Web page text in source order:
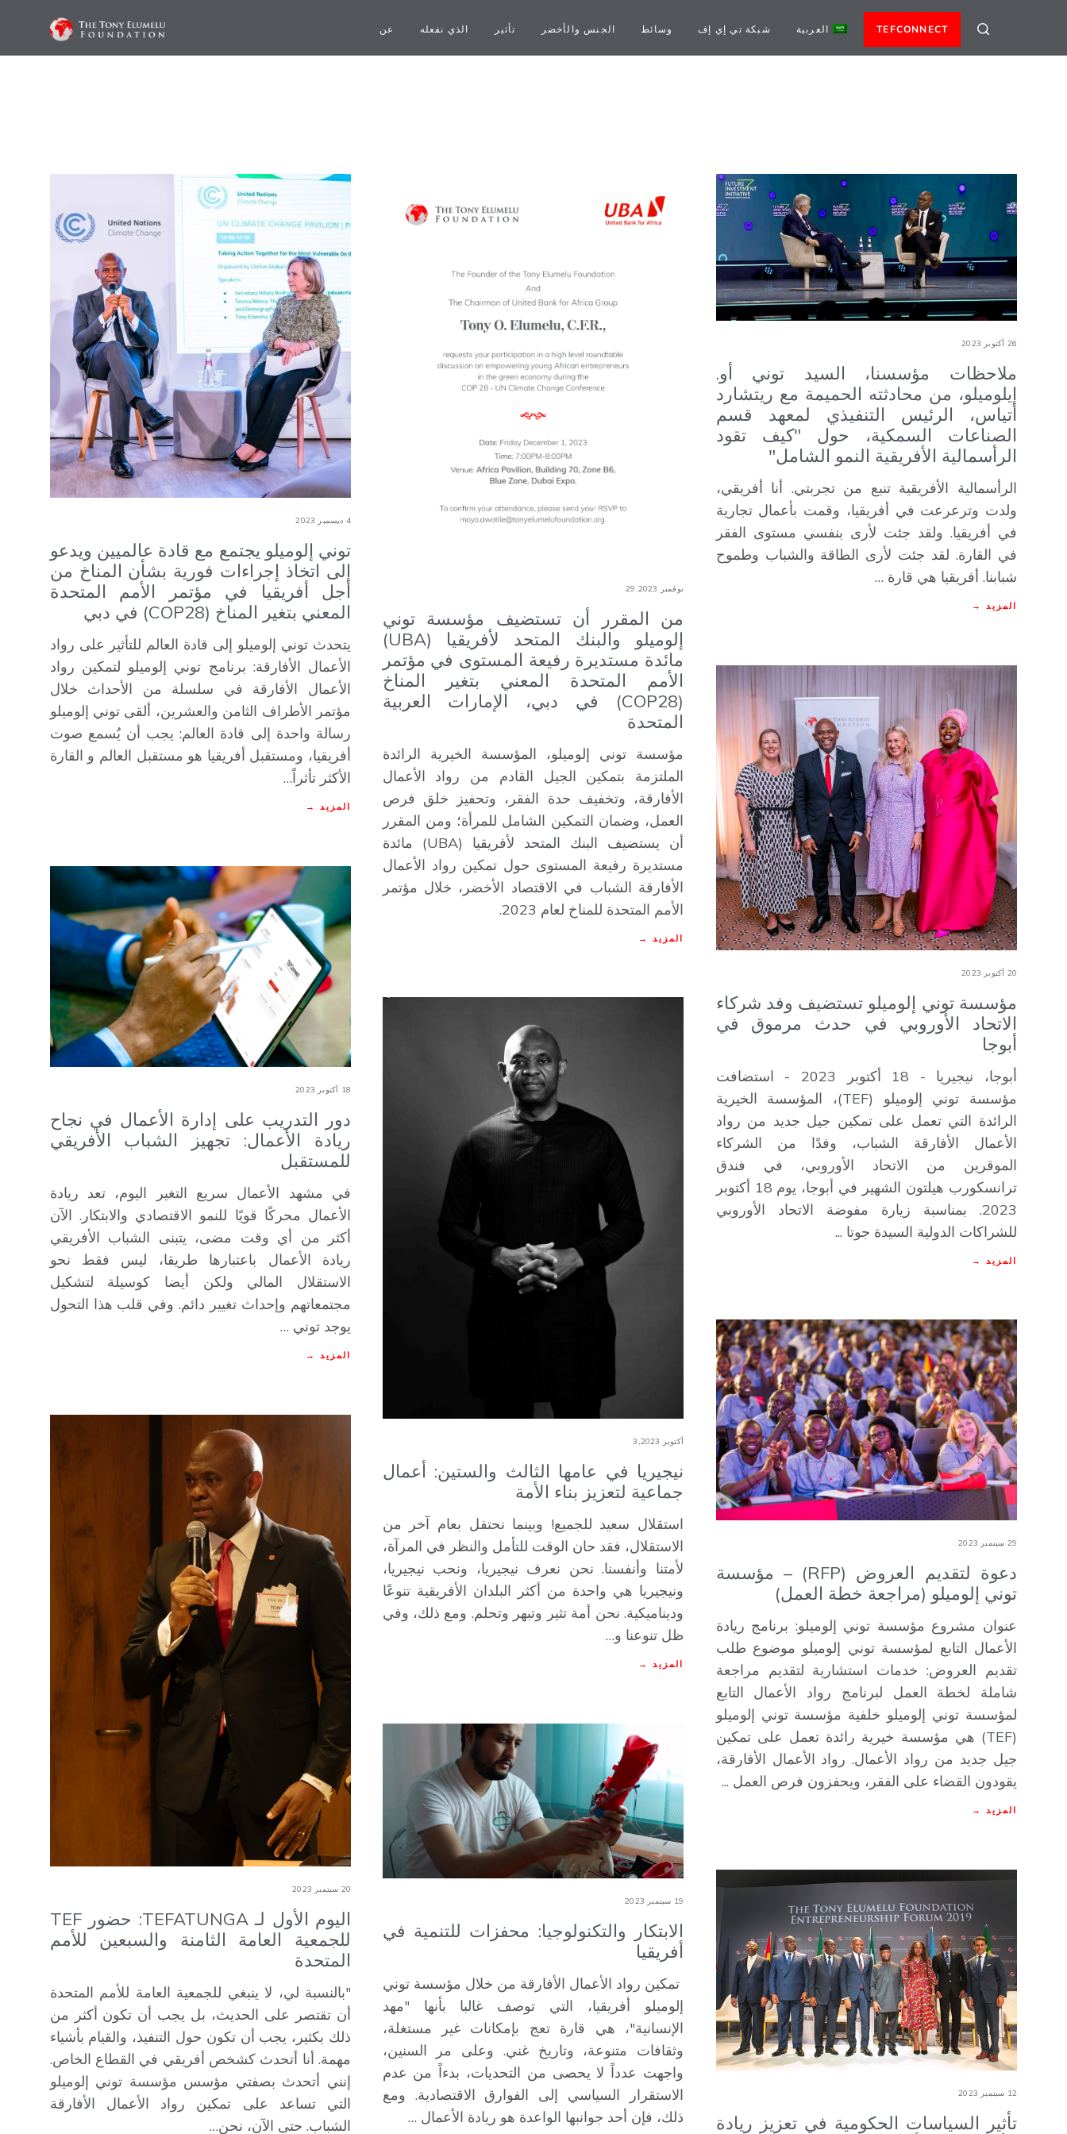
عن الذي نفعله تأثير الجنس والأخضر وسائط شبكة تي إي إف العربية TEFCONNECT
4 ديسمبر 2023
توني إلوميلو يجتمع مع قادة عالميين ويدعو
إلى اتخاذ إجراءات فورية بشأن المناخ من
أجل أفريقيا في مؤتمر الأمم المتحدة
المعني بتغير المناخ (COP28) في دبي
يتحدث توني إلوميلو إلى قادة العالم للتأثير على رواد
الأعمال الأفارقة: برنامج توني إلوميلو لتمكين رواد
الأعمال الأفارقة في سلسلة من الأحداث خلال
مؤتمر الأطراف الثامن والعشرين، ألقى توني إلوميلو
رسالة واحدة إلى قادة العالم: يجب أن يُسمع صوت
أفريقيا، ومستقبل أفريقيا هو مستقبل العالم و القارة
الأكثر تأثراً…
المزيد →
نوفمبر 29,2023
من المقرر أن تستضيف مؤسسة توني
إلوميلو والبنك المتحد لأفريقيا (UBA)
مائدة مستديرة رفيعة المستوى في مؤتمر
الأمم المتحدة المعني بتغير المناخ
(COP28) في دبي، الإمارات العربية
المتحدة
مؤسسة توني إلوميلو، المؤسسة الخيرية الرائدة
الملتزمة بتمكين الجيل القادم من رواد الأعمال
الأفارقة، وتخفيف حدة الفقر، وتحفيز خلق فرص
العمل، وضمان التمكين الشامل للمرأة؛ ومن المقرر
أن يستضيف البنك المتحد لأفريقيا (UBA) مائدة
مستديرة رفيعة المستوى حول تمكين رواد الأعمال
الأفارقة الشباب في الاقتصاد الأخضر، خلال مؤتمر
الأمم المتحدة للمناخ لعام 2023.
المزيد →
26 أكتوبر 2023
ملاحظات مؤسسنا، السيد توني أو.
إيلوميلو، من محادثته الحميمة مع ريتشارد
أتياس، الرئيس التنفيذي لمعهد قسم
الصناعات السمكية، حول "كيف تقود
الرأسمالية الأفريقية النمو الشامل"
الرأسمالية الأفريقية تنبع من تجربتي. أنا أفريقي،
ولدت وترعرعت في أفريقيا، وقمت بأعمال تجارية
في أفريقيا. ولقد جئت لأرى بنفسي مستوى الفقر
في القارة. لقد جئت لأرى الطاقة والشباب وطموح
شبابنا. أفريقيا هي قارة …
المزيد →
20 أكتوبر 2023
مؤسسة توني إلوميلو تستضيف وفد شركاء
الاتحاد الأوروبي في حدث مرموق في
أبوجا
أبوجا، نيجيريا - 18 أكتوبر 2023 - استضافت
مؤسسة توني إلوميلو (TEF)، المؤسسة الخيرية
الرائدة التي تعمل على تمكين جيل جديد من رواد
الأعمال الأفارقة الشباب، وفدًا من الشركاء
الموقرين من الاتحاد الأوروبي، في فندق
ترانسكورب هيلتون الشهير في أبوجا، يوم 18 أكتوبر
2023. بمناسبة زيارة مفوضة الاتحاد الأوروبي
للشراكات الدولية السيدة جوتا ...
المزيد →
18 أكتوبر 2023
دور التدريب على إدارة الأعمال في نجاح
ريادة الأعمال: تجهيز الشباب الأفريقي
للمستقبل
في مشهد الأعمال سريع التغير اليوم، تعد ريادة
الأعمال محركًا قويًا للنمو الاقتصادي والابتكار. الآن
أكثر من أي وقت مضى، يتبنى الشباب الأفريقي
ريادة الأعمال باعتبارها طريقا، ليس فقط نحو
الاستقلال المالي ولكن أيضا كوسيلة لتشكيل
مجتمعاتهم وإحداث تغيير دائم. وفي قلب هذا التحول
يوجد توني …
المزيد →
أكتوبر 3,2023
نيجيريا في عامها الثالث والستين: أعمال
جماعية لتعزيز بناء الأمة
استقلال سعيد للجميع! وبينما نحتفل بعام آخر من
الاستقلال، فقد حان الوقت للتأمل والنظر في المرآة،
لأمتنا وأنفسنا. نحن نعرف نيجيريا، ونحب نيجيريا،
ونيجيريا هي واحدة من أكثر البلدان الأفريقية تنوعًا
وديناميكية. نحن أمة تثير وتبهر وتحلم. ومع ذلك، وفي
ظل تنوعنا و…
المزيد →
29 سبتمبر 2023
دعوة لتقديم العروض (RFP) – مؤسسة
توني إلوميلو (مراجعة خطة العمل)
عنوان مشروع مؤسسة توني إلوميلو: برنامج ريادة
الأعمال التابع لمؤسسة توني إلوميلو موضوع طلب
تقديم العروض: خدمات استشارية لتقديم مراجعة
شاملة لخطة العمل لبرنامج رواد الأعمال التابع
لمؤسسة توني إلوميلو خلفية مؤسسة توني إلوميلو
(TEF) هي مؤسسة خيرية رائدة تعمل على تمكين
جيل جديد من رواد الأعمال. رواد الأعمال الأفارقة،
يقودون القضاء على الفقر، ويحفزون فرص العمل ...
المزيد →
20 سبتمبر 2023
اليوم الأول لـ TEFATUNGA: حضور TEF
للجمعية العامة الثامنة والسبعين للأمم
المتحدة
"بالنسبة لي، لا ينبغي للجمعية العامة للأمم المتحدة
أن تقتصر على الحديث، بل يجب أن تكون أكثر من
ذلك بكثير، يجب أن تكون حول التنفيذ، والقيام بأشياء
مهمة. أنا أتحدث كشخص أفريقي في القطاع الخاص.
إنني أتحدث بصفتي مؤسس مؤسسة توني إلوميلو
التي تساعد على تمكين رواد الأعمال الأفارقة
الشباب. حتى الآن، نحن…
19 سبتمبر 2023
الابتكار والتكنولوجيا: محفزات للتنمية في
أفريقيا
تمكين رواد الأعمال الأفارقة من خلال مؤسسة توني
إلوميلو أفريقيا، التي توصف غالبا بأنها "مهد
الإنسانية"، هي قارة تعج بإمكانات غير مستغلة،
وثقافات متنوعة، وتاريخ غني. وعلى مر السنين،
واجهت عدداً لا يحصى من التحديات، بدءاً من عدم
الاستقرار السياسي إلى الفوارق الاقتصادية. ومع
ذلك، فإن أحد جوانبها الواعدة هو ريادة الأعمال …
12 سبتمبر 2023
تأثير السياسات الحكومية في تعزيز ريادة